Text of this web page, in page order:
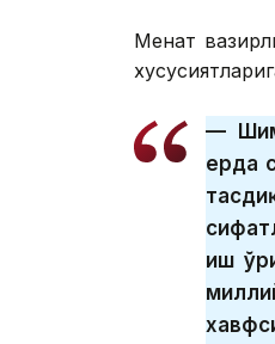
Меҳнат
—
ерда
иш